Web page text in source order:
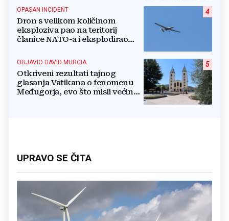
boriti...
4
OPASAN INCIDENT
Dron s velikom količinom
eksploziva pao na teritorij
članice NATO-a i eksplodirao
5
OBJAVIO DAVID MURGIA
Otkriveni rezultati tajnog
glasanja Vatikana o fenomenu
Međugorja, evo što misli većina
UPRAVO SE ČITA